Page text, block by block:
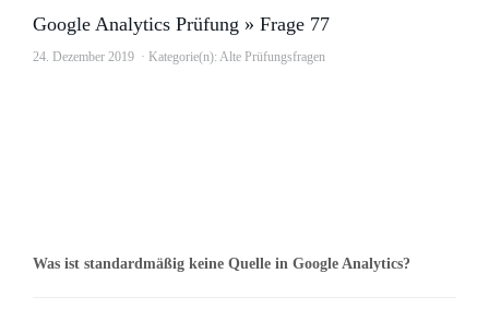
Google Analytics Prüfung » Frage 77
24. Dezember 2019 Kategorie(n): Alte Prüfungsfragen
Was ist standardmäßig keine Quelle in Google Analytics?